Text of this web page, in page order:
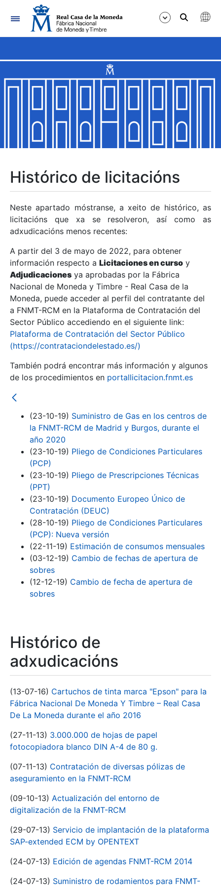
Navegación
Mostrar/Ocultar
Mostrar/Ocultar
Mostrar/Ocultar
Mostrar/Ocultar
Mostrar/Ocultar
Mostrar/Ocultar
Histórico de licitacións
Neste apartado móstranse, a xeito de histórico, as
licitacións que xa se resolveron, así como as
adxudicacións menos recentes:
A partir del 3 de mayo de 2022, para obtener
información respecto a Licitaciones en curso y
Adjudicaciones ya aprobadas por la Fábrica
Nacional de Moneda y Timbre - Real Casa de la
Moneda, puede acceder al perfil del contratante del
a FNMT-RCM en la Plataforma de Contratación del
Sector Público accediendo en el siguiente link:
Plataforma de Contratación del Sector Público
(https://contrataciondelestado.es/)
También podrá encontrar más información y algunos
de los procedimientos en portallicitacion.fnmt.es
(23-10-19) Suministro de Gas en los centros de
la FNMT-RCM de Madrid y Burgos, durante el
año 2020
(23-10-19) Pliego de Condiciones Particulares
(PCP)
(23-10-19) Pliego de Prescripciones Técnicas
(PPT)
(23-10-19) Documento Europeo Único de
Contratación (DEUC)
(28-10-19) Pliego de Condiciones Particulares
(PCP): Nueva versión
(22-11-19) Estimación de consumos mensuales
(03-12-19) Cambio de fechas de apertura de
sobres
(12-12-19) Cambio de fecha de apertura de
sobres
Histórico de
adxudicacións
(13-07-16) Cartuchos de tinta marca "Epson" para la
Fábrica Nacional De Moneda Y Timbre – Real Casa
De La Moneda durante el año 2016
(27-11-13) 3.000.000 de hojas de papel
fotocopiadora blanco DIN A-4 de 80 g.
(07-11-13) Contratación de diversas pólizas de
aseguramiento en la FNMT-RCM
(09-10-13) Actualización del entorno de
digitalización de la FNMT-RCM
(29-07-13) Servicio de implantación de la plataforma
SAP-extended ECM by OPENTEXT
(24-07-13) Edición de agendas FNMT-RCM 2014
(24-07-13) Suministro de rodamientos para FNMT-